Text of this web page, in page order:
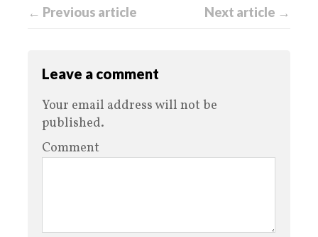
← Previous article Next article →
Leave a comment
Your email address will not be
published.
Comment